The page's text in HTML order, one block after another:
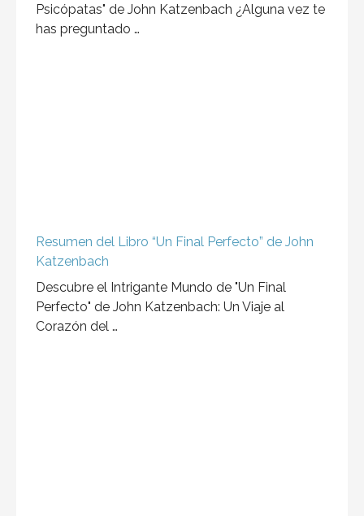
Psicópatas" de John Katzenbach ¿Alguna vez te
has preguntado …
Resumen del Libro “Un Final Perfecto” de John
Katzenbach
Descubre el Intrigante Mundo de "Un Final
Perfecto" de John Katzenbach: Un Viaje al
Corazón del …